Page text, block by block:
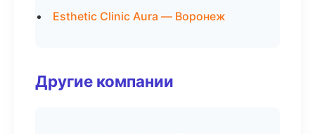
Esthetic Clinic Aura — Воронеж
Другие компании